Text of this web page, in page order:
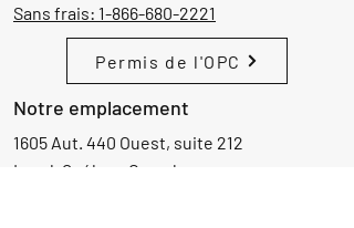
Sans frais: 1-866-680-2221
Permis de l'OPC
Notre emplacement
1605 Aut. 440 Ouest, suite 212
Laval, Québec, Canada